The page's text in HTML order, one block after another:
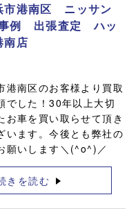
市港南区 ニッサン
例 出張査定 ハッ
南店
港南区のお客様より買取
でした！30年以上大切
お車を買い取らせて頂き
います。今後とも弊社の
願いします＼(^o^)／
きを読む